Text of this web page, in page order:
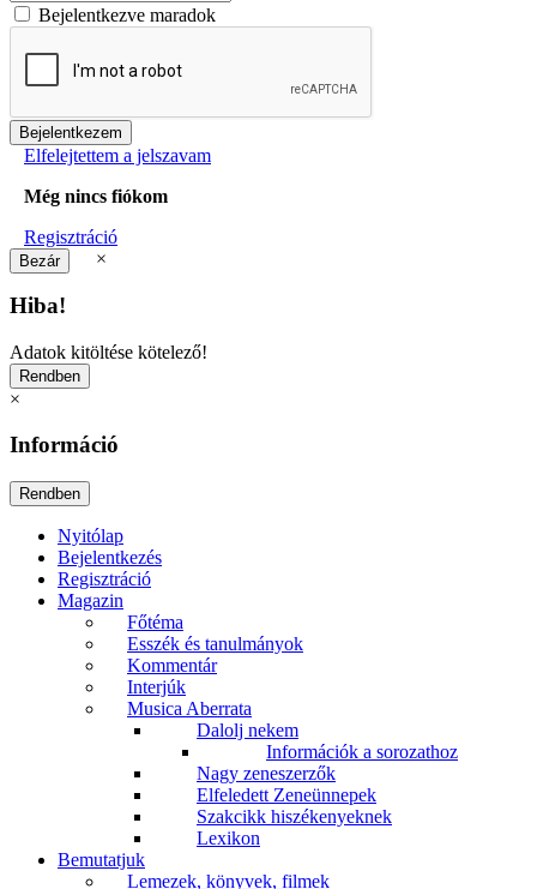
Bejelentkezve maradok
Elfelejtettem a jelszavam
Még nincs fiókom
Regisztráció
×
Hiba!
Adatok kitöltése kötelező!
×
Információ
Nyitólap
Bejelentkezés
Regisztráció
Magazin
Főtéma
Esszék és tanulmányok
Kommentár
Interjúk
Musica Aberrata
Dalolj nekem
Információk a sorozathoz
Nagy zeneszerzők
Elfeledett Zeneünnepek
Szakcikk hiszékenyeknek
Lexikon
Bemutatjuk
Lemezek, könyvek, filmek